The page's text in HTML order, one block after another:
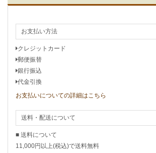
お支払い方法
クレジットカード
郵便振替
銀行振込
代金引換
お支払いについての詳細はこちら
送料・配送について
■ 送料について
11,000円以上(税込)で送料無料